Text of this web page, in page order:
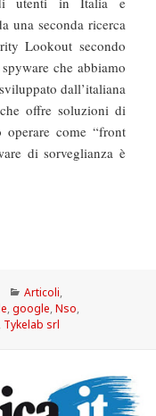
una seconda ricerca
Lookout secondo
che abbiamo
dall’italiana
offre soluzioni di
operare come “front
di sorveglianza è
Categorie
Articoli,
,google,Nso,
Tykelab srl